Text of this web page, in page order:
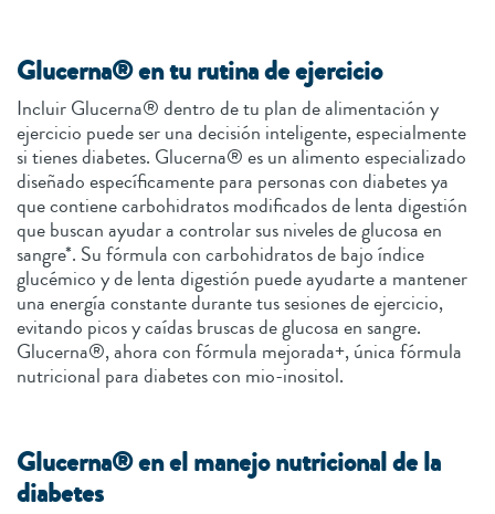
Glucerna® en tu rutina de ejercicio
Incluir Glucerna® dentro de tu plan de alimentación y
ejercicio puede ser una decisión inteligente, especialmente
si tienes diabetes. Glucerna® es un alimento especializado
diseñado específicamente para personas con diabetes ya
que contiene carbohidratos modificados de lenta digestión
que buscan ayudar a controlar sus niveles de glucosa en
sangre*. Su fórmula con carbohidratos de bajo índice
glucémico y de lenta digestión puede ayudarte a mantener
una energía constante durante tus sesiones de ejercicio,
evitando picos y caídas bruscas de glucosa en sangre.
Glucerna®, ahora con fórmula mejorada+, única fórmula
nutricional para diabetes con mio-inositol.
Glucerna® en el manejo nutricional de la
diabetes